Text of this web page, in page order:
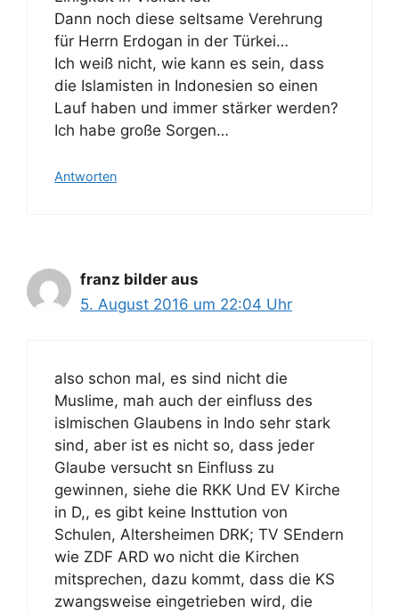
Dann noch diese seltsame Verehrung
für Herrn Erdogan in der Türkei…
Ich weiß nicht, wie kann es sein, dass
die Islamisten in Indonesien so einen
Lauf haben und immer stärker werden?
Ich habe große Sorgen…
Antworten
franz bilder aus
5. August 2016 um 22:04 Uhr
also schon mal, es sind nicht die
Muslime, mah auch der einfluss des
islmischen Glaubens in Indo sehr stark
sind, aber ist es nicht so, dass jeder
Glaube versucht sn Einfluss zu
gewinnen, siehe die RKK Und EV Kirche
in D,, es gibt keine Insttution von
Schulen, Altersheimen DRK; TV SEndern
wie ZDF ARD wo nicht die Kirchen
mitsprechen, dazu kommt, dass die KS
zwangsweise eingetrieben wird, die